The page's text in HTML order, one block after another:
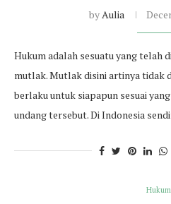
byAulia
Hukum adalah sesuatu yang telah
mutlak. Mutlak disini artinya tidak
berlaku untuk siapapun sesuai
undang tersebut. Di Indonesia
Hukum